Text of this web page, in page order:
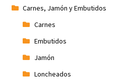
Carnes, Jamón y Embutidos
Carnes
Embutidos
Jamón
Loncheados